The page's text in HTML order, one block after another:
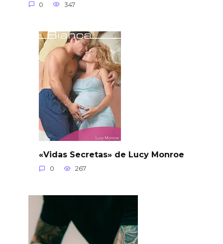
0 347
«Vidas Secretas» de Lucy Monroe
0 267